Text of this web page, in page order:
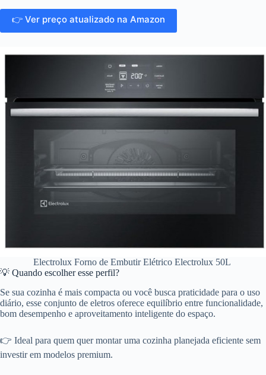
👉 Ver preço atualizado na Amazon
Electrolux Forno de Embutir Elétrico Electrolux 50L
💡 Quando escolher esse perfil?
Se sua cozinha é mais compacta ou você busca praticidade para o uso
diário, esse conjunto de eletros oferece equilíbrio entre funcionalidade,
bom desempenho e aproveitamento inteligente do espaço.
👉 Ideal para quem quer montar uma cozinha planejada eficiente sem
investir em modelos premium.